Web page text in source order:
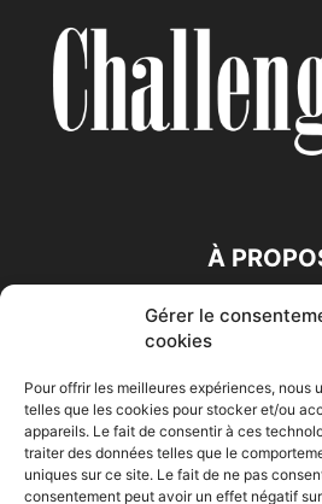
Gérer le
cookies
Pour offrir les meilleures expériences, nous
telles que les cookies pour stocker et/ou
appareils. Le fait de consentir à ces
traiter des données telles que le
uniques sur ce site. Le fait de ne pas
consentement peut avoir un effet négatif
À
SUIVEZ